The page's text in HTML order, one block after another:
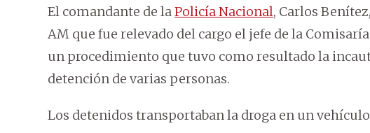
El comandante de laPolicía Nacional, Carlos
AM que fue relevado del cargo el jefe de la Comisaría
un procedimiento que tuvo como resultado la
detención de varias personas.
Los detenidos transportaban la droga en un